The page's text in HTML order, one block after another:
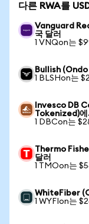
다른 RWA를
Vanguard
국 달러
1 VNQon는
Bullish
1 BLSHon는
Invesco DB
Tokenized)에
1 DBCon는
Thermo
달러
1 TMOon는
WhiteFiber
1 WYFIon는